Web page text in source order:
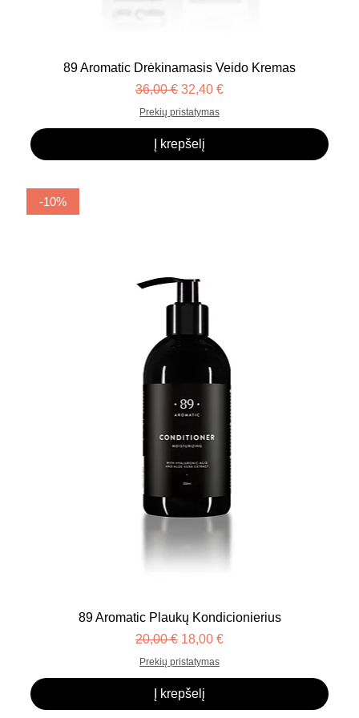
89 Aromatic Drėkinamasis Veido Kremas
Įprastinė kaina
36,00 € Pardavimo kaina
32,40 €
Prekių pristatymas
Į krepšelį
-10%
89 Aromatic Plaukų Kondicionierius
Įprastinė kaina
20,00 € Pardavimo kaina
18,00 €
Prekių pristatymas
Į krepšelį